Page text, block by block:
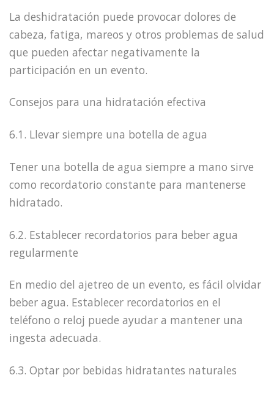
La deshidratación puede provocar dolores de
cabeza, fatiga, mareos y otros problemas de salud
que pueden afectar negativamente la
participación en un evento.
Consejos para una hidratación efectiva
6.1. Llevar siempre una botella de agua
Tener una botella de agua siempre a mano sirve
como recordatorio constante para mantenerse
hidratado.
6.2. Establecer recordatorios para beber agua
regularmente
En medio del ajetreo de un evento, es fácil olvidar
beber agua. Establecer recordatorios en el
teléfono o reloj puede ayudar a mantener una
ingesta adecuada.
6.3. Optar por bebidas hidratantes naturales